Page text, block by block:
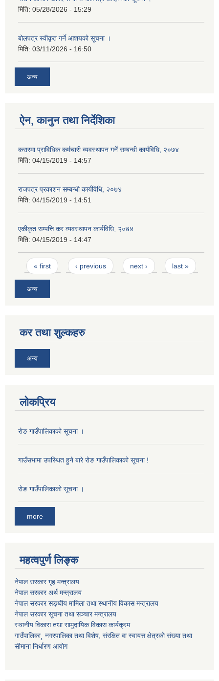
मिति: 05/28/2026 - 15:29
बोलपत्र स्वीकृत गर्ने आशयको सूचना ।
मिति: 03/11/2026 - 16:50
अन्य
ऐन, कानुन तथा निर्देशिका
करारमा प्राविधिक कर्मचारी व्यवस्थापन गर्ने सम्बन्धी कार्यविधि, २०७४
मिति: 04/15/2019 - 14:57
राजपत्र प्रकाशन सम्बन्धी कार्यविधि, २०७४
मिति: 04/15/2019 - 14:51
एकीकृत सम्पत्ति कर व्यवस्थापन कार्यविधि, २०७४
मिति: 04/15/2019 - 14:47
Pages
« first ‹ previous next › last »
अन्य
कर तथा शुल्कहरु
अन्य
लोकप्रिय
राेङ गाउँपालिकाको सूचना ।
गाउँसभामा उपस्थित हुने बारे रोङ गाउँपालिकाको सूचना !
राेङ गाउँपालिकाको सूचना ।
more
महत्वपुर्ण लिङ्क
नेपाल सरकार गृह मन्त्रालय
नेपाल सरकार अर्थ मन्त्रालय
नेपाल सरकार सङ्घीय मामिला तथा स्थानीय विकास मन्त्रालय
नेपाल सरकार सूचना तथा सञ्चार मन्त्रालय
स्थानीय विकास तथा सामुदायिक विकास कार्यक्रम
गाउँपालिका¸ नगरपालिका तथा विशेष, संरक्षित वा स्वायत्त क्षेत्रको संख्या तथा
सीमाना निर्धारण आयोग